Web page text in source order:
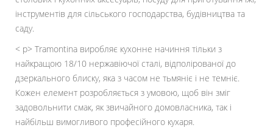
інструментів для сільського господарства, будівництва та
саду.
< p> Tramontina виробляє кухонне начиння тільки з
найкращою 18/10 нержавіючої сталі, відполірованої до
дзеркального блиску, яка з часом не тьмяніє і не темніє.
Кожен елемент розробляється з умовою, щоб він зміг
задовольнити смак, як звичайного домовласника, так і
найбільш вимогливого професійного кухаря.